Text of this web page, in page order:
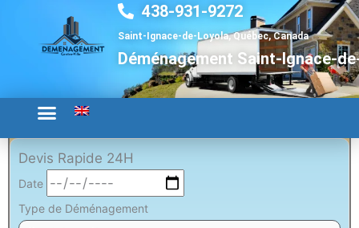
contenu
438-931-9272
Saint-Ignace-de-Loyola, Québec, Canada
Déménagement Saint-Ignace-
Devis Rapide 24H
Date
Type de Déménagement